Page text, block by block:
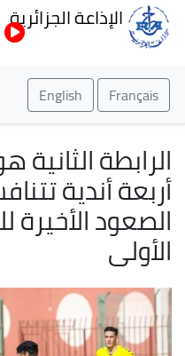
الإذاعة الجزائرية
Français
English
الرابطة الثانية
أربعة أندية
الصعود الأخيرة
الأولى